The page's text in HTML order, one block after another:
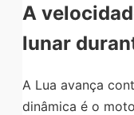
A
lunar
A Lua avança
dinâmica é o